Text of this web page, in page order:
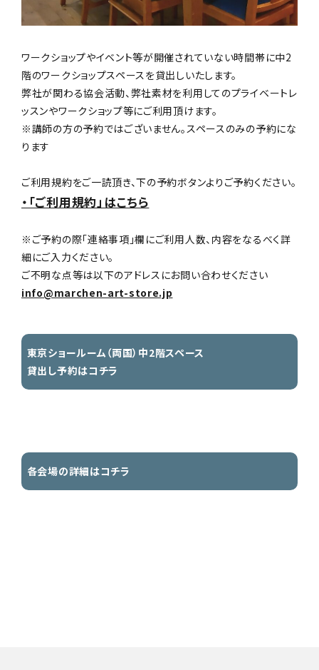
ワークショップやイベント等が開催されていない時間帯に中2
階のワークショップスペースを貸出しいたします。
弊社が関わる協会活動、弊社素材を利用してのプライベートレ
ッスンやワークショップ等にご利用頂けます。
※講師の方の予約ではございません。スペースのみの予約にな
ります
ご利用規約をご一読頂き、下の予約ボタンよりご予約ください。
・「ご利用規約」はこちら
※ご予約の際「連絡事項」欄にご利用人数、内容をなるべく詳
細にご入力ください。
ご不明な点等は以下のアドレスにお問い合わせください
info@marchen-art-store.jp
東京ショールーム（両国）中2階スペース
貸出し予約はコチラ
各会場の詳細はコチラ